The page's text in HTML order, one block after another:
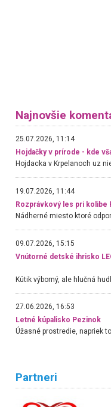
Najnovšie
25.07.2026, 11:14
Hojdačky v prírode - kde
19.07.2026, 11:44
Rozprávkový les pri kolibe
09.07.2026, 15:15
Vnútorné detské ihrisko
27.06.2026, 16:53
Letné kúpalisko Pezinok
Partneri